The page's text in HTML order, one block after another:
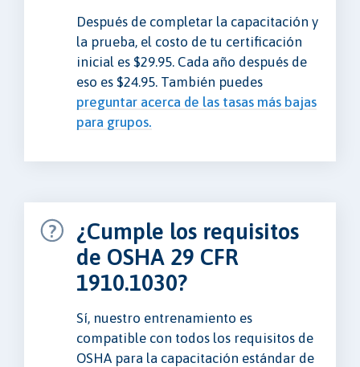
Después de completar la capacitación y
la prueba, el costo de tu certificación
inicial es $29.95. Cada año después de
eso es $24.95. También puedes
preguntar acerca de las tasas más bajas
para grupos.
¿Cumple los requisitos
de OSHA 29 CFR
1910.1030?
Sí, nuestro entrenamiento es
compatible con todos los requisitos de
OSHA para la capacitación estándar de